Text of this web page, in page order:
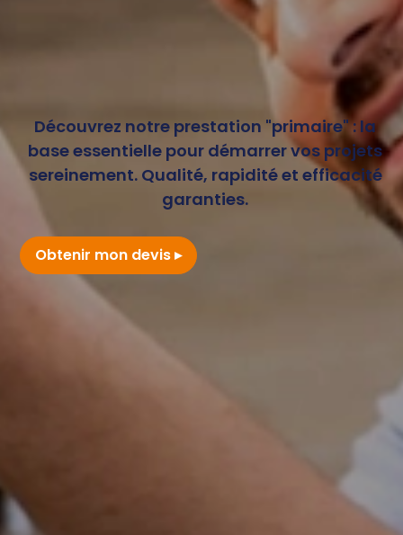
Découvrez notre prestation "primaire" : la
base essentielle pour démarrer vos projets
sereinement. Qualité, rapidité et efficacité
garanties.
Obtenir mon devis